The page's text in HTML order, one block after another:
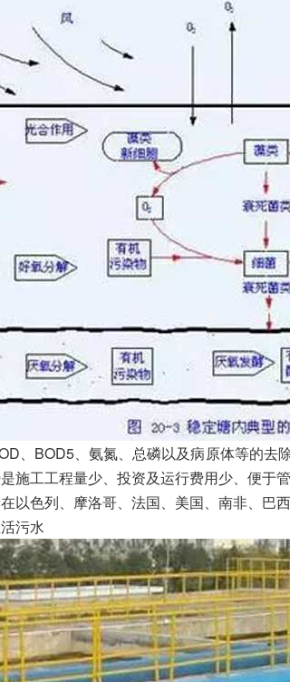
、BOD5、氨氮、总磷以及病原体等的去
施工工程量少、投资及运行费用少、便于
以色列、摩洛哥、法国、美国、南非、巴
污水